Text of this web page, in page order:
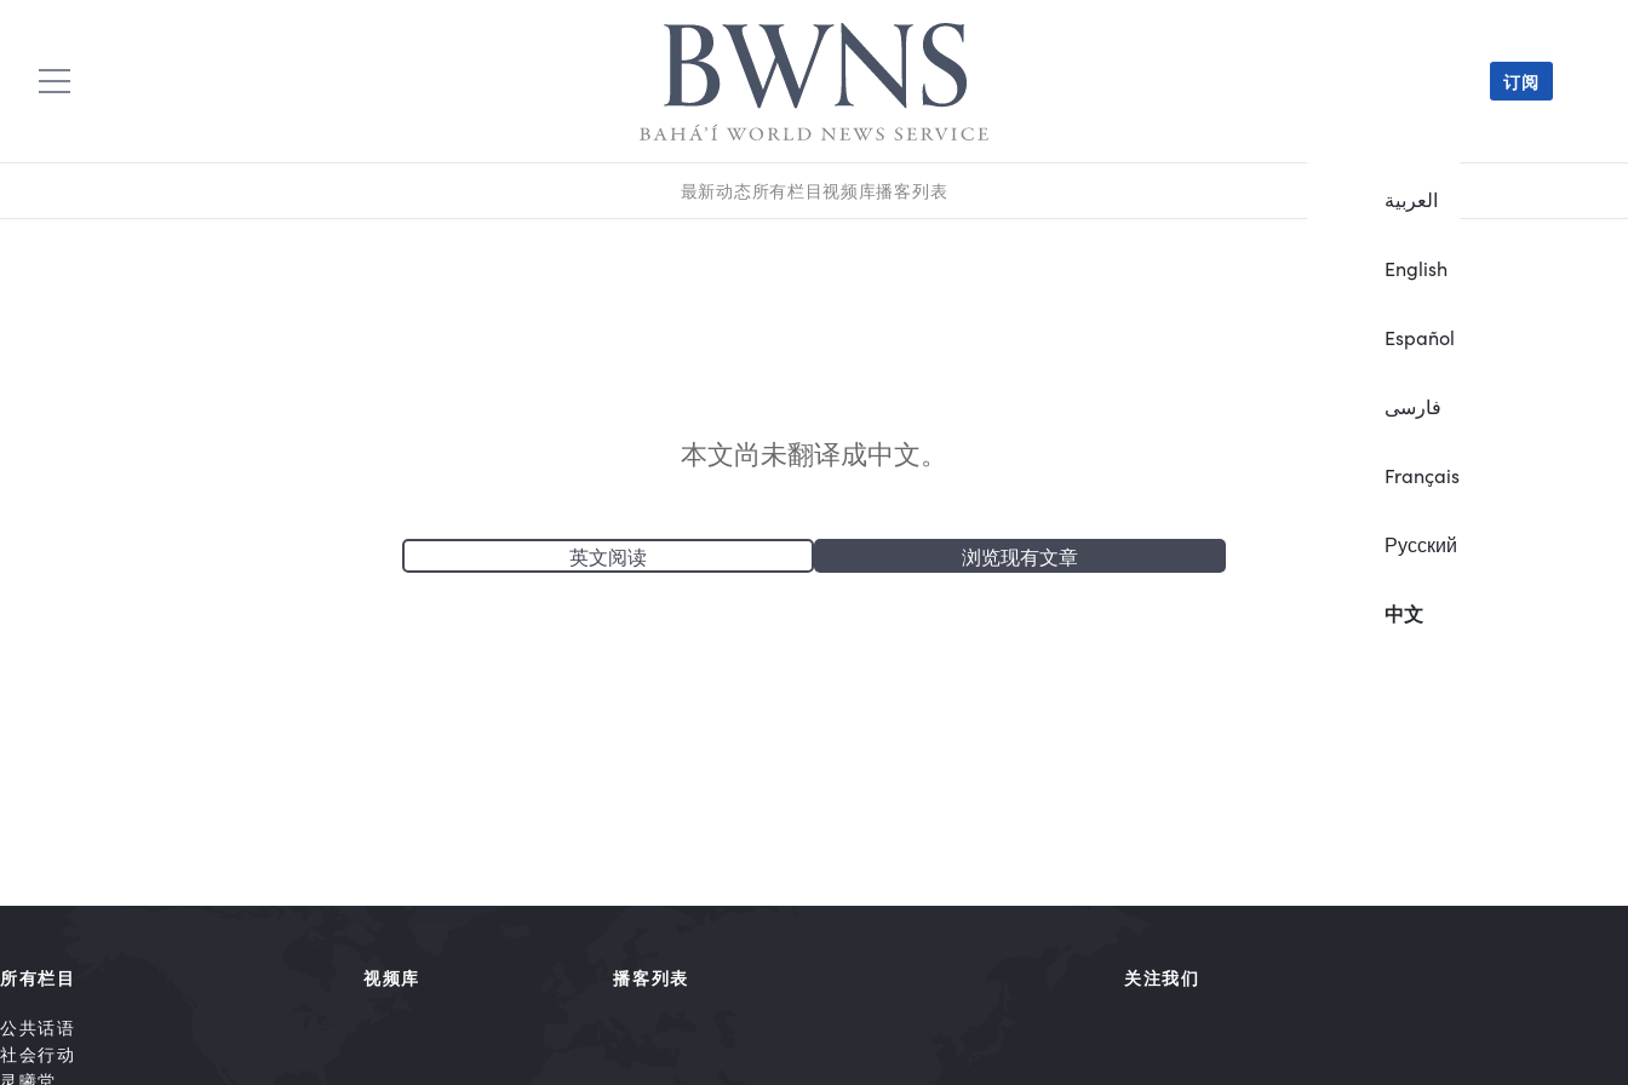
العربية
English
Español
فارسی
Français
Русский
中文
订阅
最新动态所有栏目视频库播客列表
本文尚未翻译成中文。
英文阅读 浏览现有文章
所有栏目
公共话语
社会行动
灵曦堂
视频库 播客列表 关注我们